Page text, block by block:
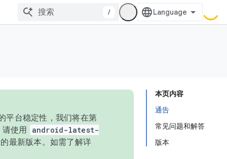
/
本页内容
通告
常见问题和解答
版本
平台稳定性，我们将在第
使用
android-latest-
最新版本。如需了解详